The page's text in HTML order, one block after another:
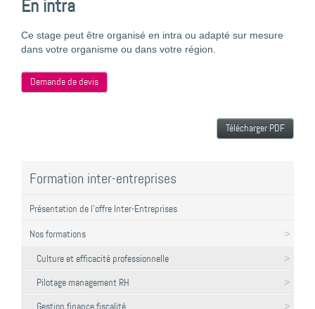
Formation inter-entreprises
Présentation de l'offre Inter-Entreprises
Nos formations
Culture et efficacité professionnelle
Pilotage management RH
Gestion finance fiscalité
En intra
Ce stage peut être organisé en intra ou adapté sur mesure
dans votre organisme ou dans votre région.
Demande de devis
Télécharger PDF